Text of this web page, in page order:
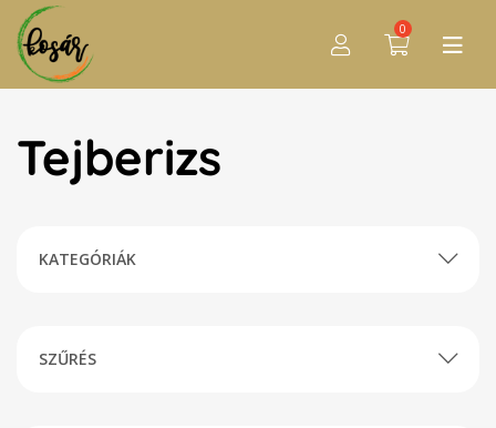
0
Tejberizs
KATEGÓRIÁK
SZŰRÉS